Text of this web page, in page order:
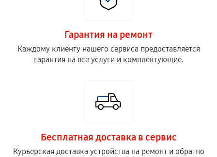
Гарантия на ремонт
Каждому клиенту нашего сервиса предоставляется
гарантия на все услуги и комплектующие.
Бесплатная доставка в сервис
Курьерская доставка устройства на ремонт и обратно